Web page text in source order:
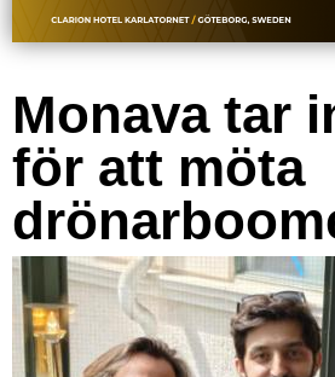
Monava tar
för att möta